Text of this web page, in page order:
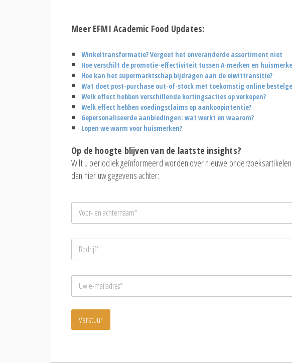
Meer EFMI Academic Food Updates:
Winkeltransformatie? Vergeet het onveranderde assortiment niet
Hoe verschilt de promotie-effectiviteit tussen A-merken en
Hoe kan het supermarktschap bijdragen aan de eiwittransitie?
Wat doet post-purchase out-of-stock met toekomstig online
Welk effect hebben verschillende kortingsacties op verkopen?
Welk effect hebben voedingsclaims op aankoopintentie?
Gepersonaliseerde aanbiedingen: wat werkt en waarom?
Lopen we warm voor huismerken?
Op de hoogte blijven van de laatste insights?
Wilt u periodiek geïnformeerd worden over nieuwe
dan hier uw gegevens achter:
N
a
B
d
f
*
E
m
a
l
Verstuur